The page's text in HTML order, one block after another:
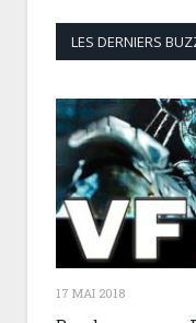
LES DERNIERS
17 MAI 2018